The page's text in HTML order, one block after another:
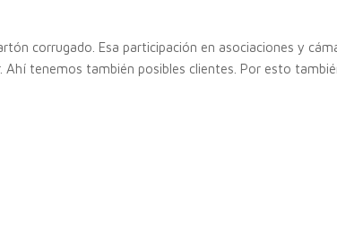
corrugado. Esa participación en asociaciones y
tenemos también posibles clientes. Por esto